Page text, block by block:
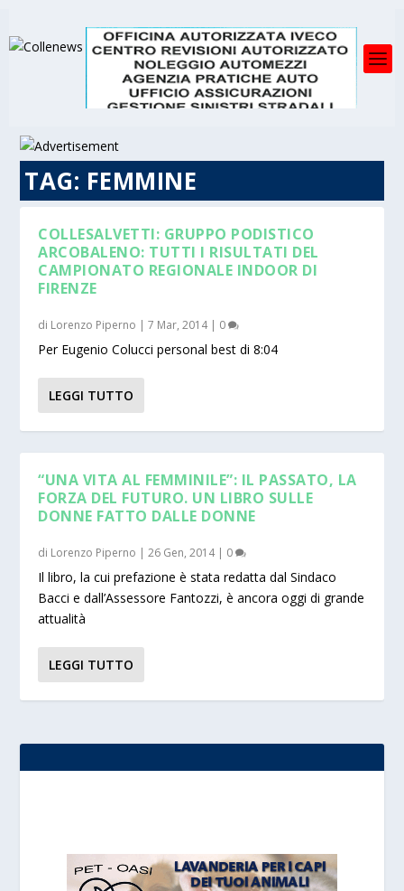
TAG: FEMMINE
COLLESALVETTI: GRUPPO PODISTICO
ARCOBALENO: TUTTI I RISULTATI DEL
CAMPIONATO REGIONALE INDOOR DI
FIRENZE
di Lorenzo Piperno |7 Mar, 2014| 0
Per Eugenio Colucci personal best di 8:04
LEGGI TUTTO
“UNA VITA AL FEMMINILE”: IL PASSATO, LA
FORZA DEL FUTURO. UN LIBRO SULLE
DONNE FATTO DALLE DONNE
di Lorenzo Piperno |26 Gen, 2014| 0
Il libro, la cui prefazione è stata redatta dal Sindaco
Bacci e dall’Assessore Fantozzi, è ancora oggi di grande
attualità
LEGGI TUTTO